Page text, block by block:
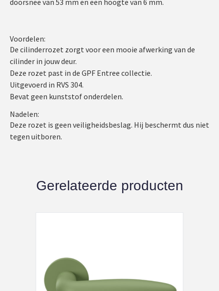
doorsnee van 53 mm en een hoogte van 6 mm.
Voordelen:
De cilinderrozet zorgt voor een mooie afwerking van de
cilinder in jouw deur.
Deze rozet past in de GPF Entree collectie.
Uitgevoerd in RVS 304.
Bevat geen kunststof onderdelen.
Nadelen:
Deze rozet is geen veiligheidsbeslag. Hij beschermt dus niet
tegen uitboren.
Gerelateerde producten